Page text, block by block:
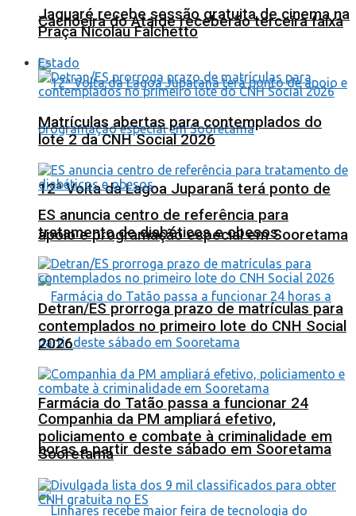
Cachoeira do Ataíde receberão terceira faixa
12ª Volta da Lagoa Juparanã terá ponto de
apoio e programação especial em Sooretama
Farmácia do Tatão passa a funcionar 24
horas a partir deste sábado em Sooretama
Jaguaré recebe sessão gratuita de cinema na
Praça Nicolau Falchetto
Estado
Matrículas abertas para contemplados do
lote 2 da CNH Social 2026
ES anuncia centro de referência para
tratamento de diabéticos e obesos
Detran/ES prorroga prazo de matrículas para
contemplados no primeiro lote do CNH Social
2026
Companhia da PM ampliará efetivo,
policiamento e combate à criminalidade em
Sooretama